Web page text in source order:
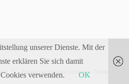
by · Entworfen mit dem Customizr-Theme
unserer Dienste. Mit der
erklären Sie sich damit
verwenden.
OK